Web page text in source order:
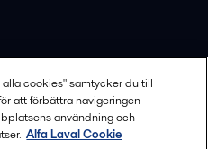
cookies" samtycker du till
att förbättra navigeringen
användning och
Alfa Laval Cookie